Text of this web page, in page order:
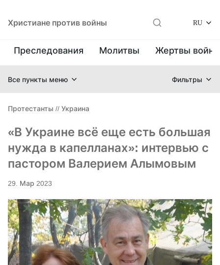
Христиане против войны RU
Преследования Молитвы Жертвы
Все пункты меню Фильтры
Протестанты // Украина
«В Украине всё еще есть большая
нужда в капелланах»: интервью с
пастором Валерием Алымовым
29. Мар 2023